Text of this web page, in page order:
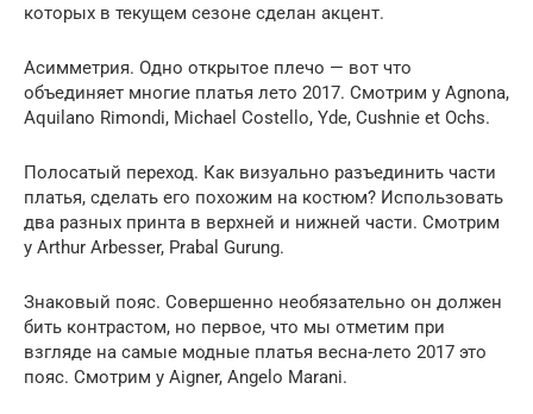
которых в текущем сезоне сделан акцент.
Асимметрия. Одно открытое плечо — вот что
объединяет многие платья лето 2017. Смотрим у Agnona,
Aquilano Rimondi, Michael Costello, Yde, Cushnie et Ochs.
Полосатый переход. Как визуально разъединить части
платья, сделать его похожим на костюм? Использовать
два разных принта в верхней и нижней части. Смотрим
у Arthur Arbesser, Prabal Gurung.
Знаковый пояс. Совершенно необязательно он должен
бить контрастом, но первое, что мы отметим при
взгляде на самые модные платья весна-лето 2017 это
пояс. Смотрим у Aigner, Angelo Marani.